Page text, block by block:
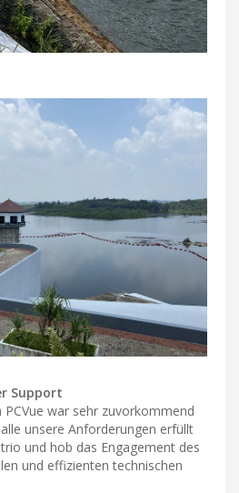
Support
war sehr zuvorkommend
unsere Anforderungen erfüllt
und hob das Engagement des
und effizienten technischen